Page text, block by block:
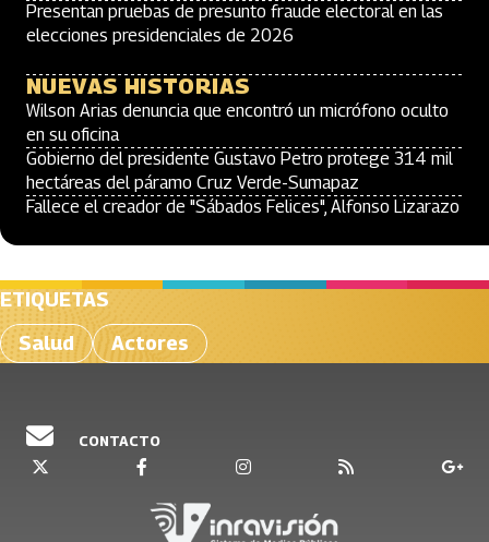
Presentan pruebas de presunto fraude electoral en las
elecciones presidenciales de 2026
NUEVAS HISTORIAS
Wilson Arias denuncia que encontró un micrófono oculto
en su oficina
Gobierno del presidente Gustavo Petro protege 314 mil
hectáreas del páramo Cruz Verde-Sumapaz
Fallece el creador de "Sábados Felices", Alfonso Lizarazo
ETIQUETAS
Salud
Actores
CONTACTO